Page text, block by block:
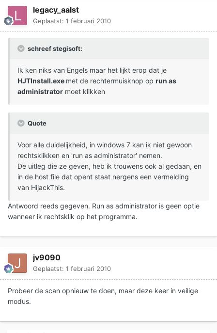
legacy_aalst
Geplaatst: 1 februari 2010
schreef stegisoft:
Ik ken niks van Engels maar het lijkt erop dat je
HJTInstall.exe met de rechtermuisknop op run as
administrator moet klikken
Quote
Voor alle duidelijkheid, in windows 7 kan ik niet gewoon
rechtsklikken en 'run as administrator' nemen.
De uitleg die ze geven, heb ik trouwens ook al gedaan, en
in de host file dat opent staat nergens een vermelding
van HijackThis.
Antwoord reeds gegeven. Run as administrator is geen optie
wanneer ik rechtsklik op het programma.
jv9090
Geplaatst: 1 februari 2010
Probeer de scan opnieuw te doen, maar deze keer in veilige
modus.